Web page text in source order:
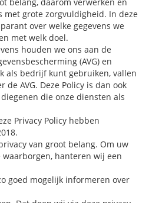
met grote zorgvuldigheid. In deze
over welke gegevens we
met welk doel.
houden we ons aan de
(AVG) en
als bedrijf kunt gebruiken, vallen
AVG. Deze Policy is dan ook
die onze diensten als
Privacy Policy hebben
van groot belang. Om uw
hanteren wij een
goed mogelijk informeren over